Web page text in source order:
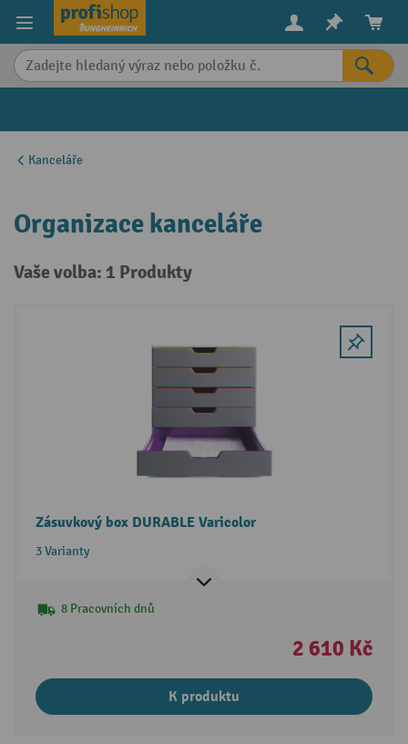
content
Kanceláře
Organizace kanceláře
Vaše volba: 1 Produkty
Zásuvkový box DURABLE Varicolor
3 Varianty
8 Pracovních dnů
2 610 Kč
K produktu